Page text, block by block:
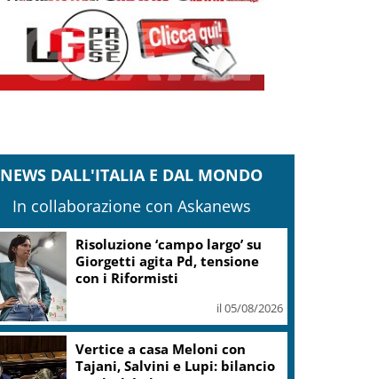
NEWS DALL'ITALIA E DAL MONDO
In collaborazione con Askanews
Risoluzione ‘campo largo’ su
Giorgetti agita Pd, tensione
con i Riformisti
il 05/08/2026
Vertice a casa Meloni con
Tajani, Salvini e Lupi: bilancio